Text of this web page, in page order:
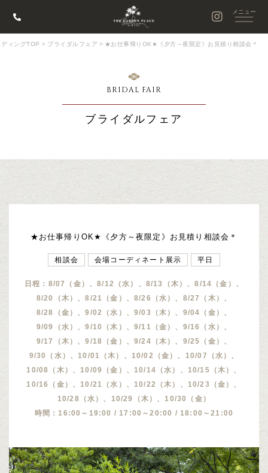
ィングTOP > ブライダルフェア > ★お仕事帰りOK★《夕方～夜限定》お見積り相談会＊
BRIDAL FAIR
ブライダルフェア
★お仕事帰りOK★《夕方～夜限定》お見積り相談会＊
相談会 会場コーディネート展示 平日
日程：8/07（金）、8/12（水）、8/13（木）、8/14（金）、
8/20（木）、8/21（金）、8/26（水）、8/27（木）、
8/28（金）、9/02（水）、9/03（木）、9/04（金）、
9/09（水）、9/10（木）、9/11（金）、9/16（水）、
9/17（木）、9/18（金）、9/24（木）、9/25（金）、
9/30（水）、10/01（木）、10/02（金）、10/07（水）、
10/08（木）、10/09（金）、10/14（水）、10/15（木）、
10/16（金）、10/21（水）、10/22（木）、10/23（金）、
10/28（水）、10/29（木）、10/30（金）
時間：16:00～19:00 / 17:00～20:00 / 18:00～21:00